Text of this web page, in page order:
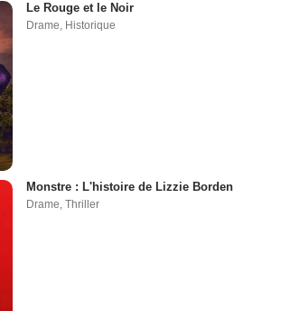
Le Rouge et le Noir
Drame, Historique
Monstre : L'histoire de Lizzie Borden
Drame,Thriller